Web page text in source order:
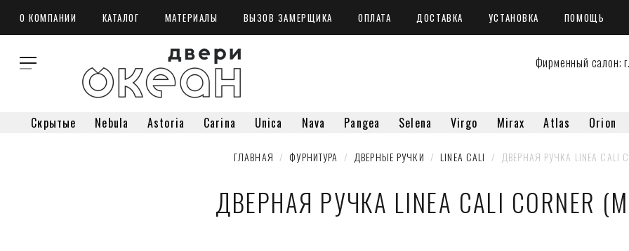
О КОМПАНИИ КАТАЛОГ МАТЕРИАЛЫ ВЫЗОВ ЗАМЕРЩИКА ОПЛАТА ДОСТАВКА УСТАНОВКА ПОМОЩЬ
Фирменный салон:
Скрытые Nebula Astoria Carina Unica Nava Pangea Selena Virgo Mirax Atlas Orion
ГЛАВНАЯ
  /
ФУРНИТУРА
  /
ДВЕРНЫЕ РУЧКИ
  /
LINEA CALI
/  ДВЕРНАЯ РУЧКА LINEA CALI
ДВЕРНАЯ РУЧКА LINEA CALI CORNER